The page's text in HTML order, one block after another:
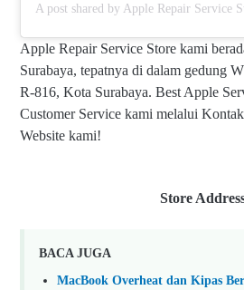
Apple Repair Service Store kami
Surabaya, tepatnya di dalam gedung
R-816, Kota Surabaya. Best Apple
Customer Service kami melalui
Website kami!
Store
BACA JUGA
MacBook Overheat dan Kipas